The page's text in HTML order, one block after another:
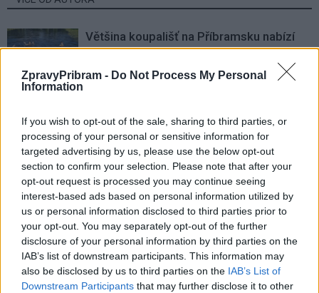
ZpravyPribram - Do Not Process My Personal
Information
If you wish to opt-out of the sale, sharing to third parties, or
processing of your personal or sensitive information for
targeted advertising by us, please use the below opt-out
section to confirm your selection. Please note that after your
opt-out request is processed you may continue seeing
interest-based ads based on personal information utilized by
us or personal information disclosed to third parties prior to
your opt-out. You may separately opt-out of the further
disclosure of your personal information by third parties on the
IAB’s list of downstream participants. This information may
also be disclosed by us to third parties on the IAB’s List of
Downstream Participants that may further disclose it to other
Zpravodajství
Většina koupališť na Příbramsku nabízí
výborné podmínky. Horší voda je jen na
Živohošti
Zpravodajství
Přibudou i tři nové poblíž Svaté Hory
Zpravodajství
Středočeský kraj upravil pravidla soutěže.
Obce nově získají body i za předcházení
vzniku odpadu